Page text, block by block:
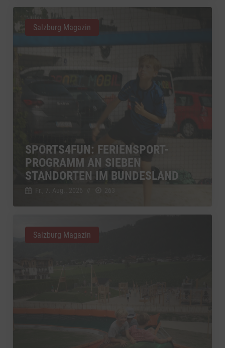
SPORTS4FUN: FERIENSPORT-
PROGRAMM AN SIEBEN
STANDORTEN IM BUNDESLAND
Fr., 7. Aug.. 2026 263
Salzburg Magazin
Salzburg Magazin